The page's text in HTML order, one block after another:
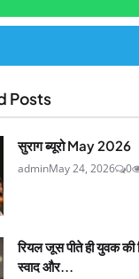
Posts
सुराग ब्यूरो May 2026
adminMay 24, 2026 0
रियल जूस पीते ही युवक
स्वाद और...